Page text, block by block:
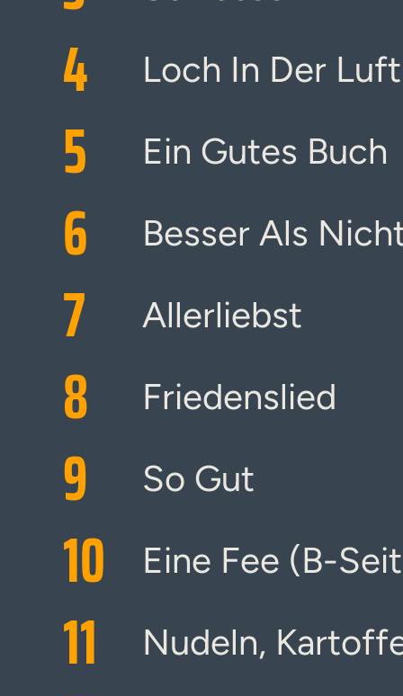
4 Loch In Der Luft
5 Ein Gutes Buch
6 Besser Als
7 Allerliebst
8 Friedenslied
9 So Gut
10 Eine Fee (B-
11 Nudeln,